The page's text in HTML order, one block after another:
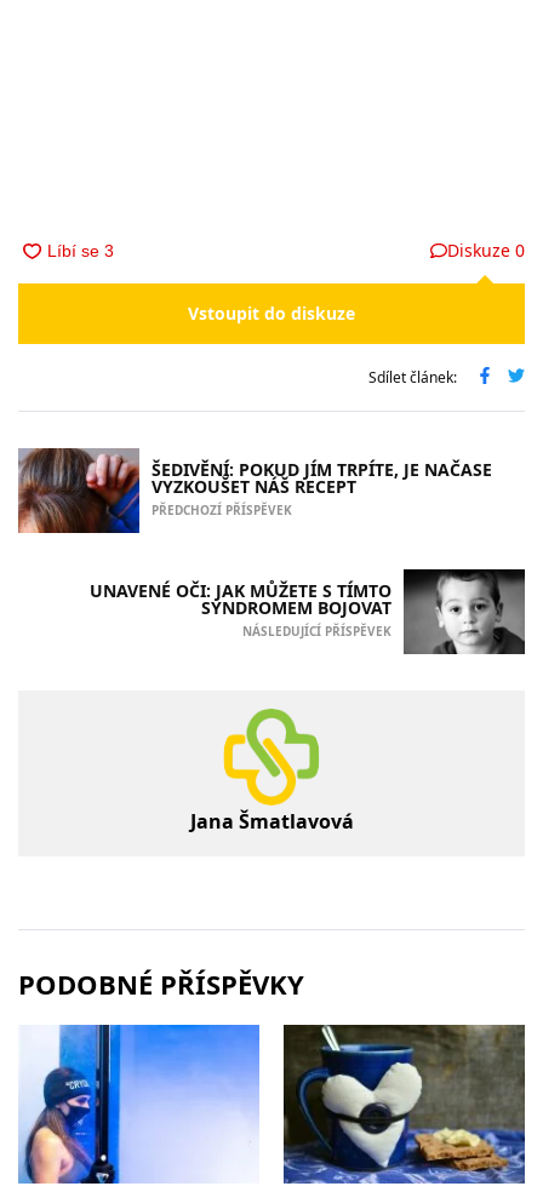
Diskuze 0
Vstoupit do diskuze
Sdílet článek:
ŠEDIVĚNÍ: POKUD JÍM TRPÍTE, JE NAČASE
VYZKOUŠET NÁŠ RECEPT
PŘEDCHOZÍ PŘÍSPĚVEK
UNAVENÉ OČI: JAK MŮŽETE S TÍMTO
SYNDROMEM BOJOVAT
NÁSLEDUJÍCÍ PŘÍSPĚVEK
Jana Šmatlavová
PODOBNÉ PŘÍSPĚVKY